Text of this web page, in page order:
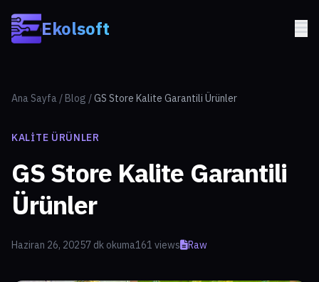
Ekolsoft
Ana Sayfa / Blog /GS Store Kalite Garantili Ürünler
KALITE ÜRÜNLER
GS Store Kalite Garantili
Ürünler
Haziran 26, 20257 dk okuma161 views Raw